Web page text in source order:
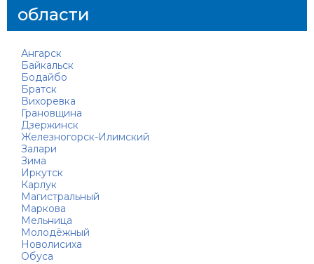
области
Ангарск
Байкальск
Бодайбо
Братск
Вихоревка
Грановщина
Дзержинск
Железногорск-Илимский
Залари
Зима
Иркутск
Карлук
Магистральный
Маркова
Мельница
Молодёжный
Новолисиха
Обуса